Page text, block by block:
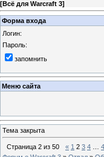
[Всё для Warcraft 3]
Форма входа
Логин:
Пароль:
запомнить
Меню сайта
Тема закрыта
Страница 2 из 50 « 1 2 3 4